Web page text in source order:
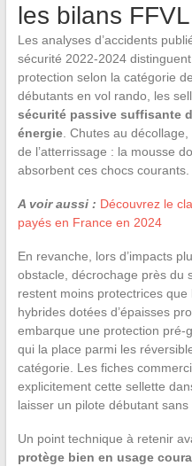
les bilans FFVL
Les analyses d’accidents
sécurité 2022-2024
protection selon la catégorie
débutants en vol rando, les
sécurité passive suffisante
énergie. Chutes au
de l’atterrissage : la mousse
absorbent ces chocs courants.
A voir aussi : Découvrez le
payés en France en 2024
En revanche, lors d’impacts
obstacle, décrochage près du
restent moins protectrices
hybrides dotées d’épaisses
embarque une protection pré-
qui la place parmi les
catégorie. Les fiches
explicitement cette sellette
laisser un pilote débutant sans
Un point technique à retenir
protège bien en usage